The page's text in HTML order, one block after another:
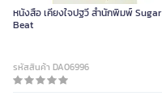
หนังสือ เคียงใจปฐวี สำนักพิมพ์ Sugar
Beat
รหัสสินค้า DA06996